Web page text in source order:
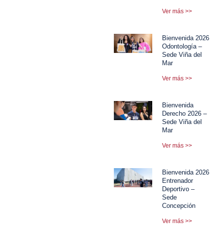
Ver más >>
Bienvenida 2026
Odontología –
Sede Viña del
Mar
Ver más >>
Bienvenida
Derecho 2026 –
Sede Viña del
Mar
Ver más >>
Bienvenida 2026
Entrenador
Deportivo –
Sede
Concepción
Ver más >>